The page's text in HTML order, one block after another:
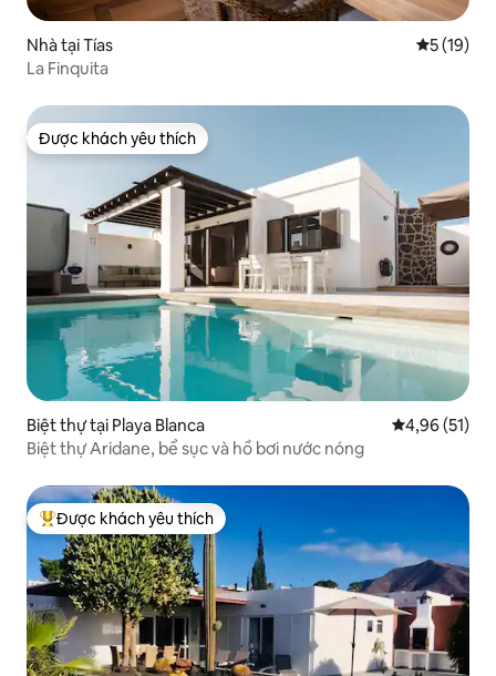
Nhà tại Tías Xếp hạng
5 (19)
La Finquita
Được khách yêu thích
Được khách yêu thích
Biệt thự tại Playa Blanca Xếp hạng
4,96 (51)
Biệt thự Aridane, bể sục và hồ bơi nước nóng
Được khách yêu thích nhất
Được khách yêu thích